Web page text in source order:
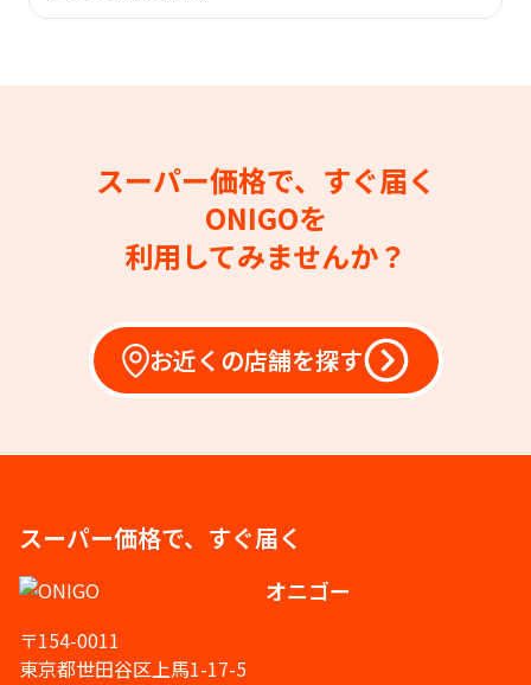
スーパー価格で、すぐ届く
ONIGOを
利用してみませんか？
お近くの店舗を探す
スーパー価格で、すぐ届く
オニゴー
〒154-0011
東京都世田谷区上馬1-17-5